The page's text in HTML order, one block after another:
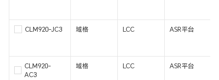
CLM920-JC3 域格 LCC ASR平台
CLM920-
AC3
域格 LCC ASR平台